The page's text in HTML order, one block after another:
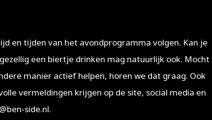
en tijden van het avondprogramma volgen. Kan je
een biertje drinken mag natuurlijk ook. Mocht
manier actief helpen, horen we dat graag. Ook
vermeldingen krijgen op de site, social media en
side.nl.